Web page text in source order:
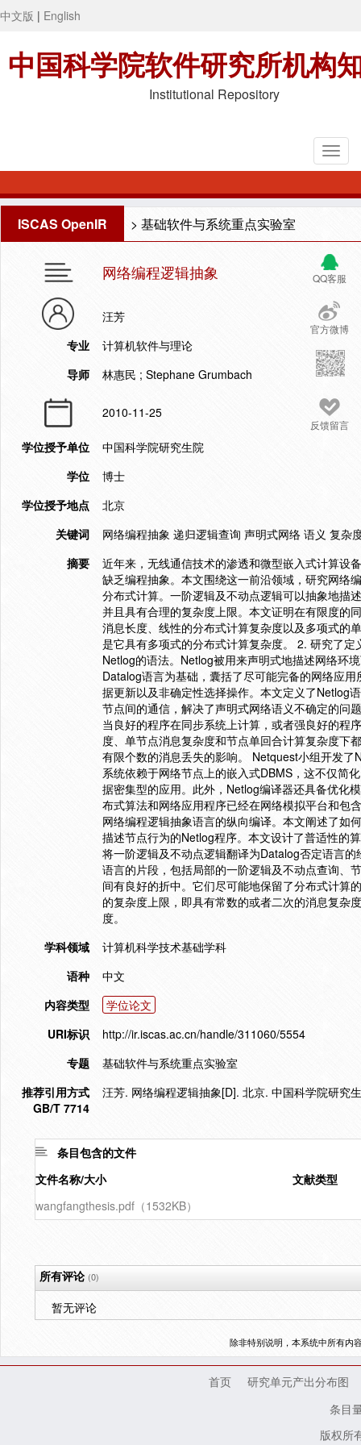
中文版 | English
中国科学院软件研究所机构
Institutional Repository
ISCAS OpenIR > 基础软件与系统重点实验室
QQ客服
官方微博
反馈留言
网络编程逻辑抽象
汪芳
专业
计算机软件与理论
导师
林惠民 ; Stephane Grumbach
2010-11-25
学位授予单位
中国科学院研究生院
学位
博士
学位授予地点
北京
关键词
网络编程抽象 递归逻辑查询 声明式网络 语义 复杂
摘要
近年来，无线通信技术的渗透和微型嵌入式计算设
缺乏编程抽象。本文围绕这一前沿领域，研究网络
分布式计算。一阶逻辑及不动点逻辑可以抽象地描
并且具有合理的复杂度上限。本文证明在有限度的
消息长度、线性的分布式计算复杂度以及多项式的
是它具有多项式的分布式计算复杂度。 2. 研究了
Netlog的语法。Netlog被用来声明式地描述网络环
Datalog语言为基础，囊括了尽可能完备的网络应
据更新以及非确定性选择操作。本文定义了Netlog
节点间的通信，解决了声明式网络语义不确定的问
当良好的程序在同步系统上计算，或者强良好的程
度、单节点消息复杂度和节点单回合计算复杂度下
有限个数的消息丢失的影响。 Netquest小组开发
系统依赖于网络节点上的嵌入式DBMS，这不仅简
据密集型的应用。此外，Netlog编译器还具备优化
布式算法和网络应用程序已经在网络模拟平台和包
网络编程逻辑抽象语言的纵向编译。本文阐述了如
描述节点行为的Netlog程序。本文设计了普适性的
将一阶逻辑及不动点逻辑翻译为Datalog否定语言
语言的片段，包括局部的一阶逻辑及不动点查询、
间有良好的折中。它们尽可能地保留了分布式计算
的复杂度上限，即具有常数的或者二次的消息复杂
度。
学科领域
计算机科学技术基础学科
语种
中文
内容类型
学位论文
URI标识
http://ir.iscas.ac.cn/handle/311060/5554
专题
基础软件与系统重点实验室
推荐引用方式
GB/T 7714
汪芳. 网络编程逻辑抽象[D]. 北京. 中国科学院研究
条目包含的文件
文件名称/大小
文献类型
wangfangthesis.pdf（1532KB）
所有评论(0)
暂无评论
除非特别说明，本系统中所有内
首页
研究单元产出分布图
条目
版权所